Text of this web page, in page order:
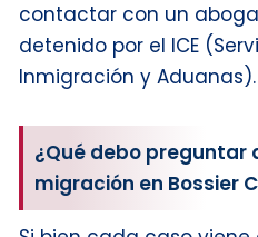
contactar con un
detenido por el ICE
Inmigración y Aduanas).
¿Qué debo preguntar
migración en Bossier